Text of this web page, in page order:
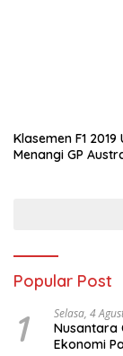
Klasemen F1
Menangi GP
Popular Post
1 Selasa, 4
Nusantara
Ekonomi